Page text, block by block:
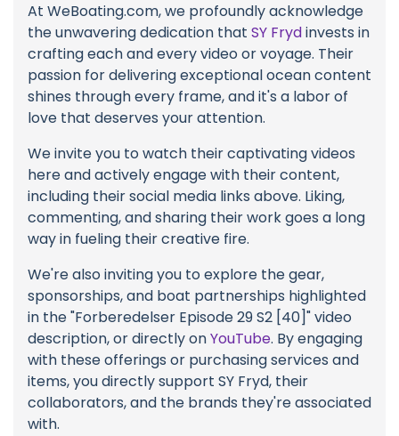
At WeBoating.com, we profoundly acknowledge
the unwavering dedication that SY Frydinvests in
crafting each and every video or voyage. Their
passion for delivering exceptional ocean content
shines through every frame, and it's a labor of
love that deserves your attention.
We invite you to watch their captivating videos
here and actively engage with their content,
including their social media links above. Liking,
commenting, and sharing their work goes a long
way in fueling their creative fire.
We're also inviting you to explore the gear,
sponsorships, and boat partnerships highlighted
in the "Forberedelser Episode 29 S2 [40]" video
description, or directly onYouTube. By engaging
with these offerings or purchasing services and
items, you directly support SY Fryd, their
collaborators, and the brands they're associated
with.